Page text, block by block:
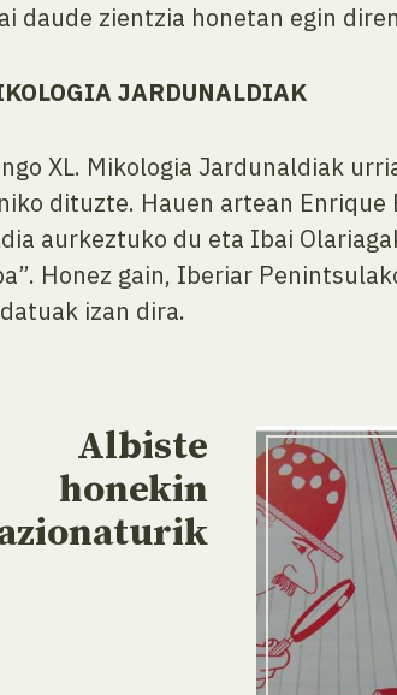
daude zientzia honetan egin
JARDUNALDIAK
XL. Mikologia Jardunaldiak
dituzte. Hauen artean Enrique
aurkeztuko du eta Ibai
Honez gain, Iberiar
izan dira.
Albiste
honekin